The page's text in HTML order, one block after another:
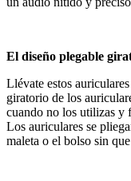
El diseño plegable
Llévate estos
giratorio de los
cuando no los utilizas y
Los auriculares se
maleta o el bolso sin